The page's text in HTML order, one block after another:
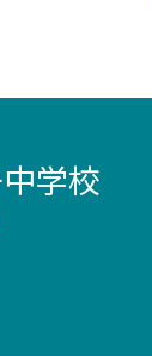
学校